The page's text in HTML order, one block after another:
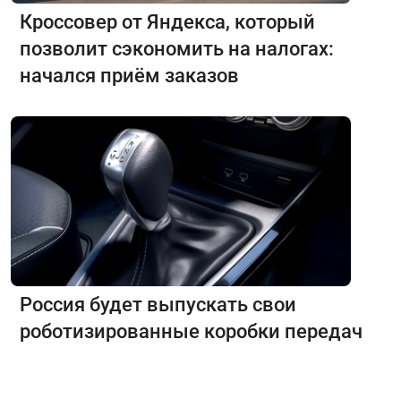
Кроссовер от Яндекса, который
позволит сэкономить на налогах:
начался приём заказов
Россия будет выпускать свои
роботизированные коробки передач